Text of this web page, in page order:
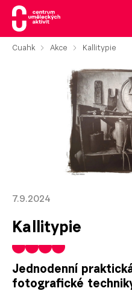
Cuahk Akce Kallitypie
7.9.2024
Kallitypie
Jednodenní
fotografické